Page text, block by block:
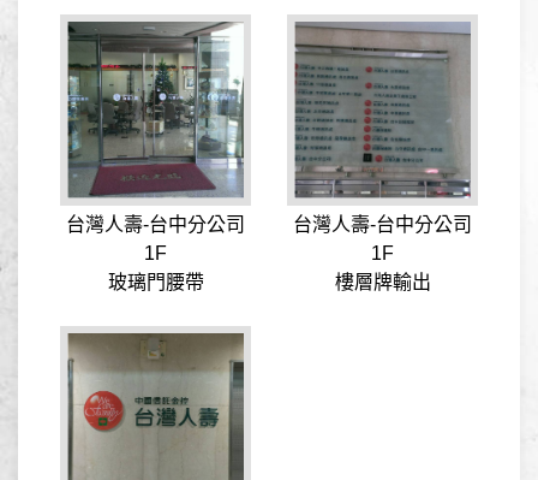
台灣人壽-台中分公司
1F
玻璃門腰帶
台灣人壽-台中分公司
1F
樓層牌輸出